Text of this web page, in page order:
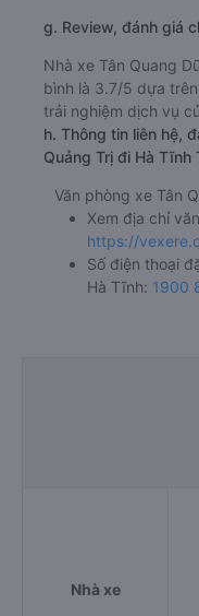
g. Review, đánh giá
Nhà xe Tân Quang
bình là 3.7/5 dựa
trải nghiệm dịch vụ
h. Thông tin liên hệ,
Quảng Trị đi Hà Tĩnh
Văn phòng xe Tân
Xem địa chỉ
https://
Số điện thoại
Hà Tĩnh: 1900
Nhà xe